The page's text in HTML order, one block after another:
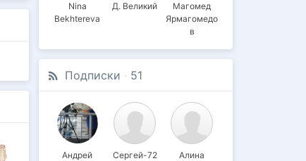
Nina
Bekhtereva
Д. Великий
Магомед
Ярмагомедо
в
Подписки · 51
Андрей
Сергей-72 Алина